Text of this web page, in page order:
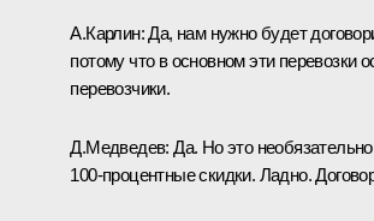
А.Карлин:Да, нам нужно будет
потому что в основном эти перевозки
перевозчики.
Д.Медведев: Да. Но это
100-процентные скидки. Ладно.